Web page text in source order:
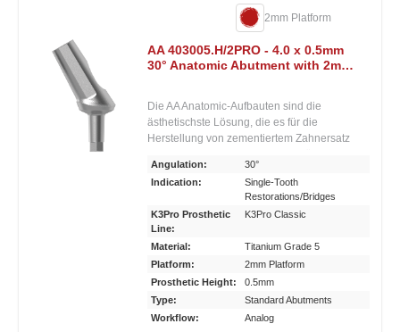
zementiertem Zahnersatz ein Aufbau zur
Nachpräparation benötigt wird
AA 403005.H/2PRO - 4.0 x 0.5mm
30° Anatomic Abutment with 2mm
2mm Platform
Die AA Anatomic-Aufbauten sind die
ästhetischste Lösung, die es für die
Herstellung von zementiertem Zahnersatz
Verlauf der Aufbauschulter ermöglicht eine
besonders attraktive Gestaltung des
Kronenübergangs an der Labialäche und
eine sichere Verlagerung des Zementspalts
nach oral. Zahlreiche Gingivahöhen und
Angulationen bis zu 30 Grad ermöglichen
ästhetische Ergebnisse auch bei
schwierigsten Indikationen. Der Aufbau eignet
sich aufgrund seiner Länge auch sehr gut zur
manuellen Nachpräparation. Konische,
Angulation:
30°
Indication:
Single-Tooth
Restorations/Bridges
K3Pro Prosthetic
Line:
K3Pro Classic
Material:
Titanium Grade 5
Platform:
2mm Platform
Prosthetic Height:
0.5mm
Type:
Standard Abutments
Workflow:
Analog